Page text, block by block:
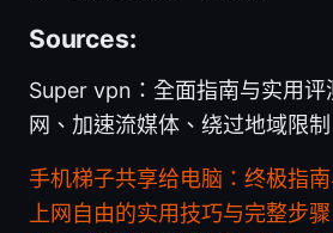
Sources:
Super vpn：全面指南与实用评
网、加速流媒体、绕过地域限制
手机梯子共享给电脑：终极指
上网自由的实用技巧与完整步骤